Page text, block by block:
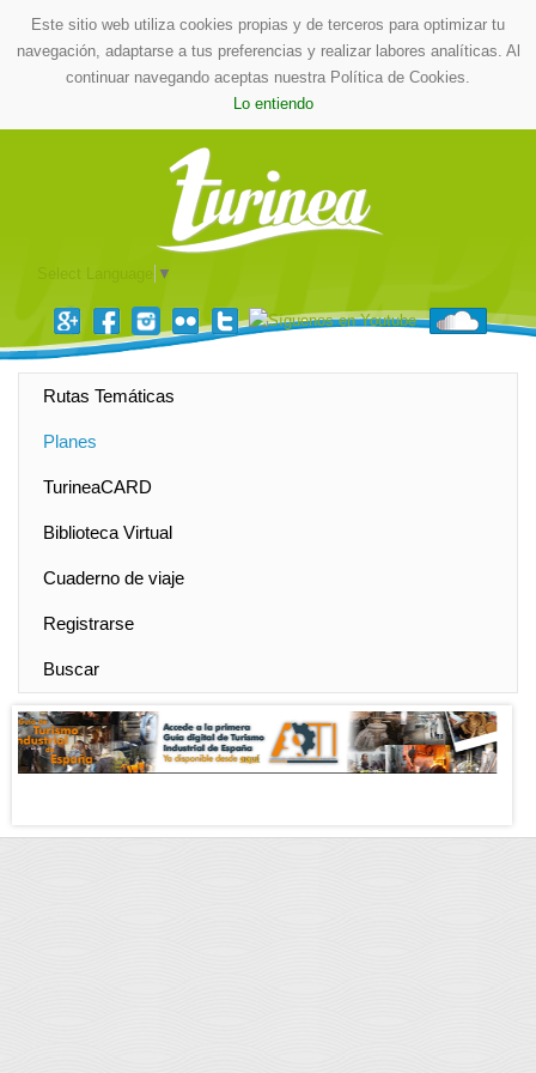
Este sitio web utiliza cookies propias y de terceros para optimizar tu
navegación, adaptarse a tus preferencias y realizar labores analíticas. Al
continuar navegando aceptas nuestra Política de Cookies.
Lo entiendo
▼
Rutas Temáticas
Planes
TurineaCARD
Biblioteca Virtual
Cuaderno de viaje
Registrarse
Buscar